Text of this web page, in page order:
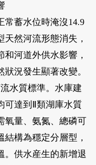
蓄水位時淹沒14.9
然河流形態消失，
河道外供水影響，
況發生顯著改變。
水質標準。水庫建
可達到Ⅱ類湖庫水質
氧量、氨氮、總磷可
構為穩定分層型，
。供水産生的新增退